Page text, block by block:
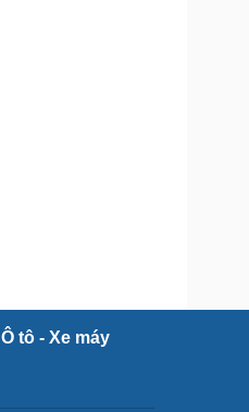
Ô tô - Xe máy